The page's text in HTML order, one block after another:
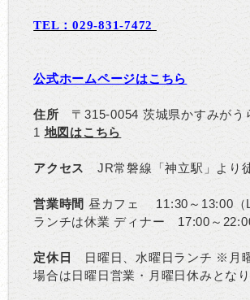
TEL：029-831-7472
公式ホームページはこちら
住所 〒315-0054 茨城県かすみがう
1地図はこちら
アクセス JR常磐線「神立駅」より
営業時間 昼カフェ 11:30～13:00（
ランチは休業 ディナー 17:00～
定休日
日曜日、水曜日ランチ ※月
場合は日曜日営業・月曜日休みとなり